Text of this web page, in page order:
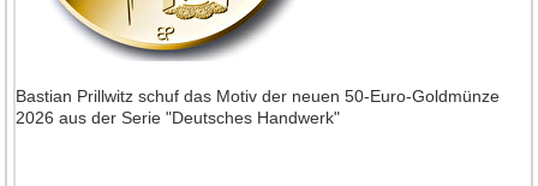
Bastian Prillwitz schuf das Motiv der neuen 50-Euro-Goldmünze
2026 aus der Serie "Deutsches Handwerk"